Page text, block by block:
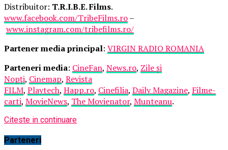
Distribuitor: T.R.I.B.E. Films.
www.facebook.com/TribeFilms.ro–
www.instagram.com/tribefilms.ro/
Partener media principal: VIRGIN RADIO ROMANIA
Parteneri media: CineFan, News.ro, Zile și
Nopți, Cinemap, Revista
FILM, Playtech, Happ.ro, Cinefilia, Daily Magazine, Filme-
carti, MovieNews, The Movienator, Munteanu.
Citeste in continuare
Parteneri